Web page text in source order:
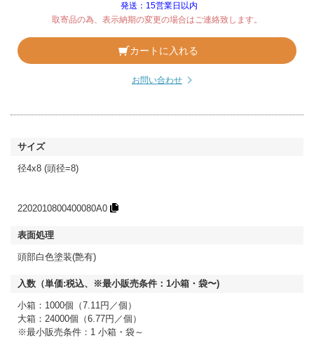
発送：15営業日以内
取寄品の為、表示納期の変更の場合はご連絡致します。
カートに入れる
お問い合わせ
径4x8 (頭径=8)
2202010800400080A0
頭部白色塗装(艶有)
小箱：1000個（7.11円／個）
大箱：24000個（6.77円／個）
※最小販売条件：1 小箱・袋～